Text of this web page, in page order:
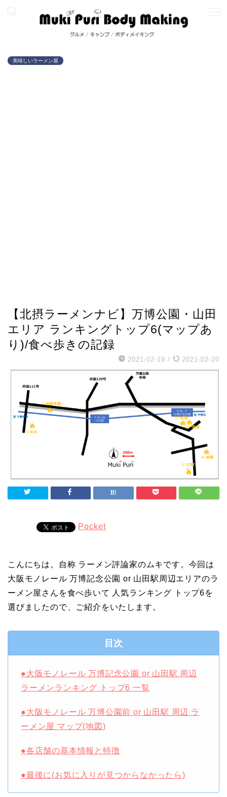
美味しいラーメン屋
【北摂ラーメンナビ】万博公園・山田
エリア ランキングトップ6(マップあ
り)/食べ歩きの記録
2021-02-19 / 2021-02-20
Pocket
こんにちは。自称 ラーメン評論家のムキです。今回は
大阪モノレール 万博記念公園 or 山田駅周辺エリアのラ
ーメン屋さんを食べ歩いて 人気ランキング トップ6を
選びましたので、ご紹介をいたします。
目次
●大阪モノレール 万博記念公園 or 山田駅 周辺
ラーメンランキング トップ6 一覧
●大阪モノレール 万博公園前 or 山田駅 周辺 ラ
ーメン屋 マップ(地図)
●各店舗の基本情報と特徴
●最後に(お気に入りが見つからなかったら)